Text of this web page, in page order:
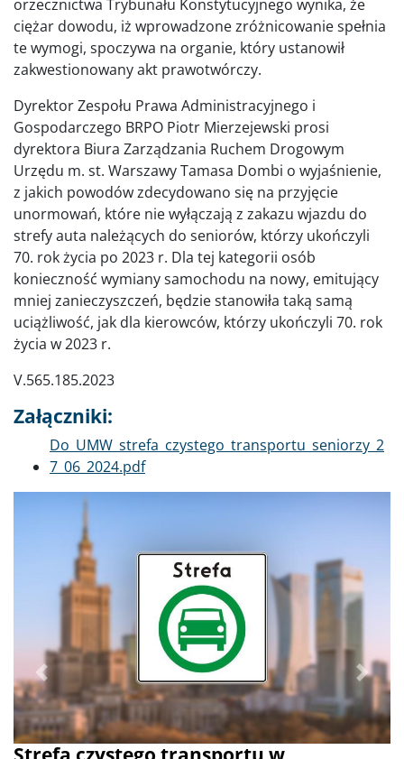
orzecznictwa Trybunału Konstytucyjnego wynika, że
ciężar dowodu, iż wprowadzone zróżnicowanie spełnia
te wymogi, spoczywa na organie, który ustanowił
zakwestionowany akt prawotwórczy.
Dyrektor Zespołu Prawa Administracyjnego i
Gospodarczego BRPO Piotr Mierzejewski prosi
dyrektora Biura Zarządzania Ruchem Drogowym
Urzędu m. st. Warszawy Tamasa Dombi o wyjaśnienie,
z jakich powodów zdecydowano się na przyjęcie
unormowań, które nie wyłączają z zakazu wjazdu do
strefy auta należących do seniorów, którzy ukończyli
70. rok życia po 2023 r. Dla tej kategorii osób
konieczność wymiany samochodu na nowy, emitujący
mniej zanieczyszczeń, będzie stanowiła taką samą
uciążliwość, jak dla kierowców, którzy ukończyli 70. rok
życia w 2023 r.
V.565.185.2023
Załączniki:
Dokument
Do_UMW_strefa_czystego_transportu_seniorzy_2
7_06_2024.pdf
Poprzednie Dalej